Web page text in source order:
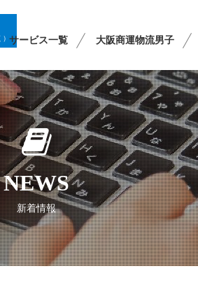
）サービス一覧 大阪商運物流男子
NEWS
新着情報